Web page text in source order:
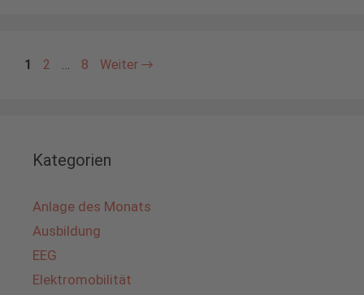
Seite
1 Seite
2 … Seite
8 Weiter →
Kategorien
Anlage des Monats
Ausbildung
EEG
Elektromobilität